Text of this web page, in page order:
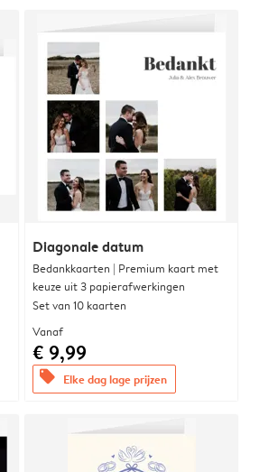
Diagonale datum
Bedankkaarten | Premium kaart met
keuze uit 3 papierafwerkingen
Set van 10 kaarten
Vanaf
€ 9,99
offers Elke dag lage prijzen